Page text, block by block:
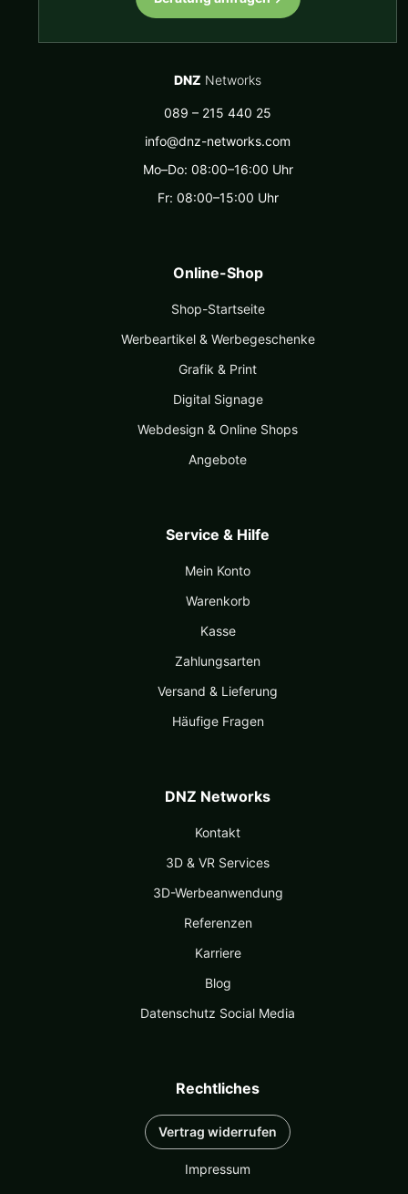
DNZ Networks
089 – 215 440 25
info@dnz-networks.com
Mo–Do: 08:00–16:00 Uhr
Fr: 08:00–15:00 Uhr
Online-Shop
Shop-Startseite
Werbeartikel & Werbegeschenke
Grafik & Print
Digital Signage
Webdesign & Online Shops
Angebote
Service & Hilfe
Mein Konto
Warenkorb
Kasse
Zahlungsarten
Versand & Lieferung
Häufige Fragen
DNZ Networks
Kontakt
3D & VR Services
3D-Werbeanwendung
Referenzen
Karriere
Blog
Datenschutz Social Media
Rechtliches
Vertrag widerrufen
Impressum